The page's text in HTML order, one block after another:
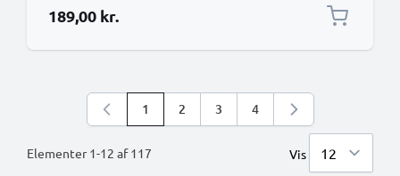
189,00 kr.
Elementer1-12 af117
Du læser i øjeblikket side
1 Side
2 Side
3 Side
4
Vis